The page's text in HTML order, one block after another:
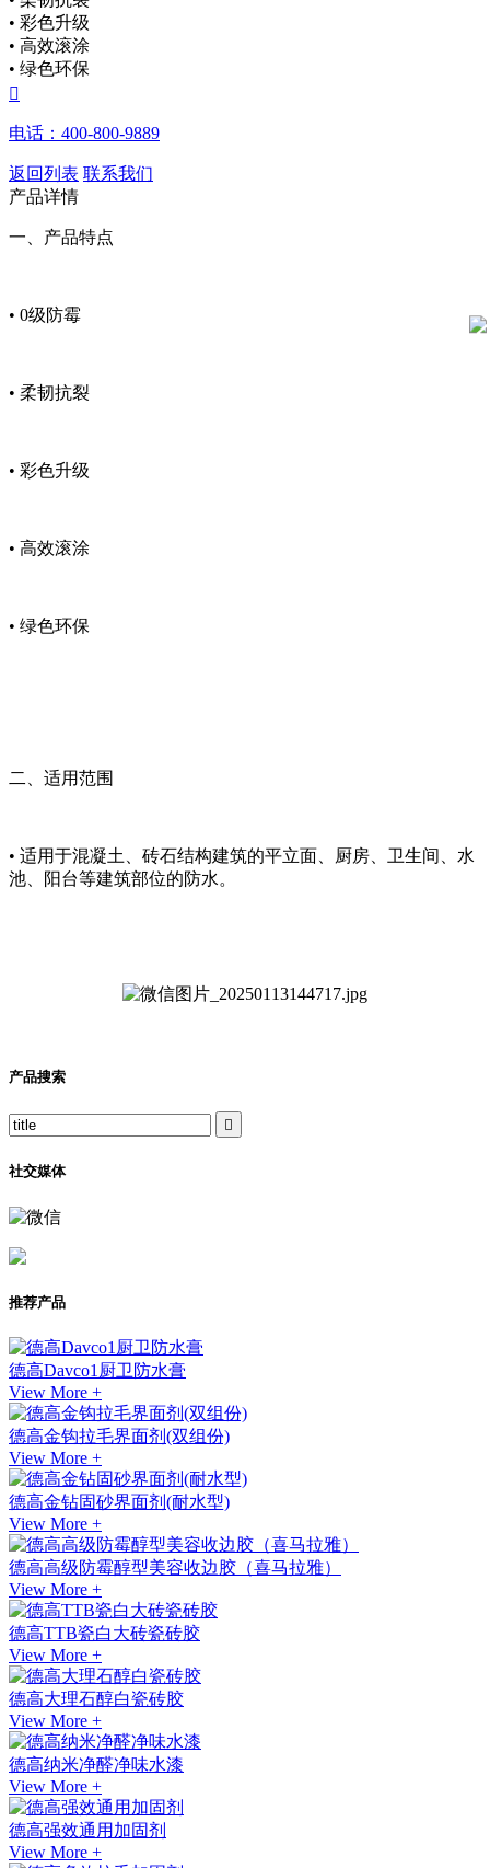
• 彩色升级
• 高效滚涂
• 绿色环保

电话：400-800-9889
返回列表 联系我们
产品详情
一、产品特点
• 0级防霉
• 柔韧抗裂
• 彩色升级
• 高效滚涂
• 绿色环保
二、适用范围
• 适用于混凝土、砖石结构建筑的平立面、厨房、卫生间、水
池、阳台等建筑部位的防水。
产品搜索

社交媒体
推荐产品
德高Davco1厨卫防水膏
View More +
德高金钩拉毛界面剂(双组份)
View More +
德高金钻固砂界面剂(耐水型)
View More +
德高高级防霉醇型美容收边胶（喜马拉雅）
View More +
德高TTB瓷白大砖瓷砖胶
View More +
德高大理石醇白瓷砖胶
View More +
德高纳米净醛净味水漆
View More +
德高强效通用加固剂
View More +